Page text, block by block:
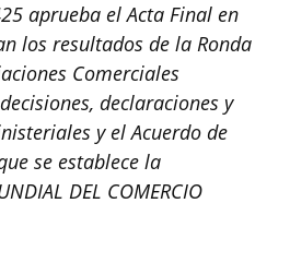
aprueba el Acta Final en
los resultados de la Ronda
Comerciales
declaraciones y
y el Acuerdo de
se establece la
DEL COMERCIO